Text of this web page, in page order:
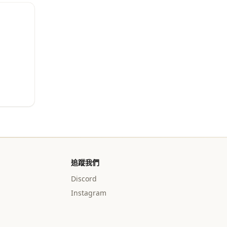
追蹤我們
Discord
Instagram